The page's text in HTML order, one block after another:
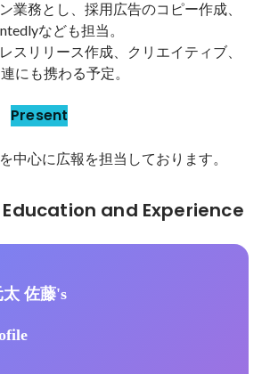
業務とし、採用広告のコピー作成、
なども担当。
スリリース作成、クリエイティブ、
にも携わる予定。
Present
中心に広報を担当しております。
佐藤's